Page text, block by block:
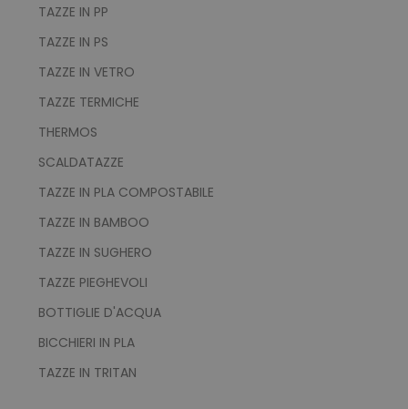
TAZZE IN PP
TAZZE IN PS
TAZZE IN VETRO
TAZZE TERMICHE
THERMOS
SCALDATAZZE
TAZZE IN PLA COMPOSTABILE
TAZZE IN BAMBOO
TAZZE IN SUGHERO
TAZZE PIEGHEVOLI
BOTTIGLIE D'ACQUA
BICCHIERI IN PLA
TAZZE IN TRITAN
FUNZIONALITÀ
I cookie strettamente necessari consentono le
funzionalità principali del sito web come
l'accesso dell'utente e la gestione dell'account.
Il sito web non può essere utilizzato
correttamente senza i cookie strettamente